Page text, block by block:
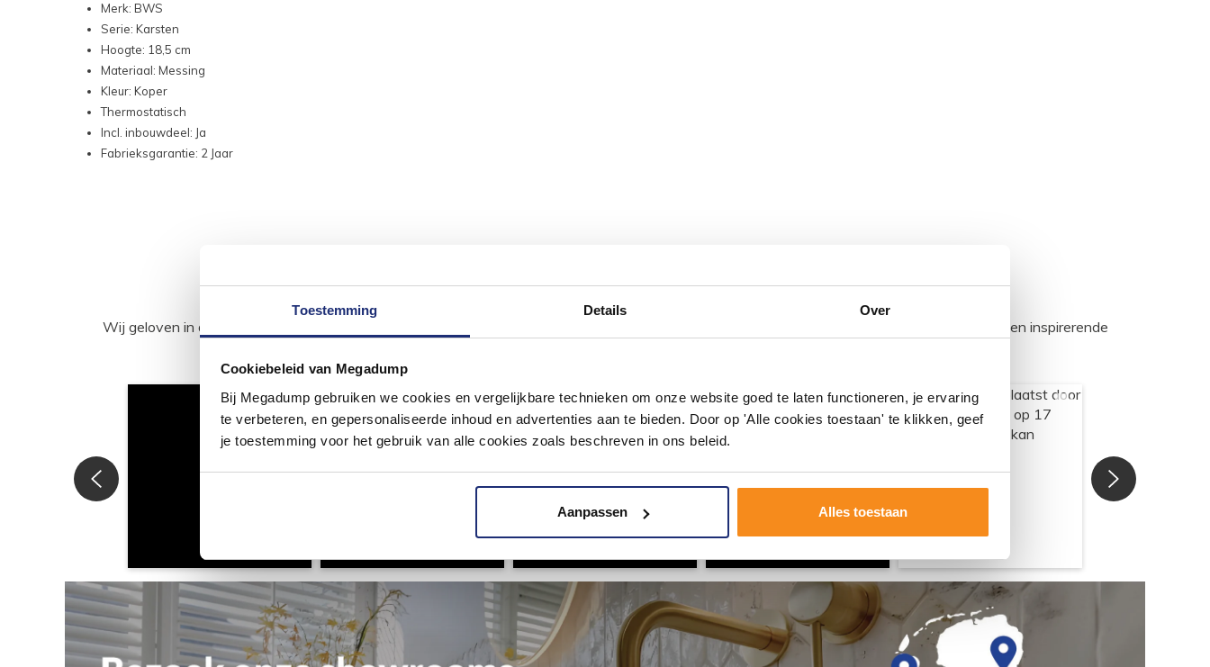
Toestemming Details Over
Cookiebeleid van Megadump
Bij Megadump gebruiken we cookies en vergelijkbare technieken om onze website goed te laten functioneren, je ervaring
te verbeteren, en gepersonaliseerde inhoud en advertenties aan te bieden. Door op 'Alle cookies toestaan' te klikken, geef
je toestemming voor het gebruik van alle cookies zoals beschreven in ons beleid.
Aanpassen Alles toestaan
Merk: BWS
Serie: Karsten
Hoogte: 18,5 cm
Materiaal: Messing
Kleur: Koper
Thermostatisch
Incl. inbouwdeel: Ja
Fabrieksgarantie: 2 Jaar
#mijndroombadkamer
Wij geloven in de kracht van delen. Deel jouw badkamer op Instagram met #mijndroombadkamer en tag @megadumpnl. Samen bouwen we een inspirerende
omgeving vol met unieke badkamerstijlen. Doe je mee?